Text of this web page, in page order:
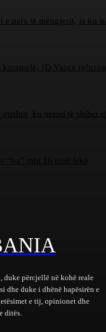
e para të mëngjesit, ja ku
JD Vance
ku mund të shihet
duke përcjellë në kohë reale
dhe duke i dhënë hapësirën e
e tij, opinionet dhe
ditës.